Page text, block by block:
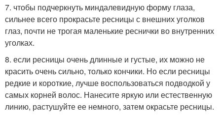
7. чтобы подчеркнуть миндалевидную форму глаза,
сильнее всего прокрасьте ресницы с внешних уголков
глаз, почти не трогая маленькие реснички во внутренних
уголках.
8. если ресницы очень длинные и густые, их можно не
красить очень сильно, только кончики. Но если ресницы
редкие и короткие, лучше воспользоваться подводкой у
самых корней волос. Нанесите яркую или естественную
линию, растушуйте ее немного, затем окрасьте ресницы.